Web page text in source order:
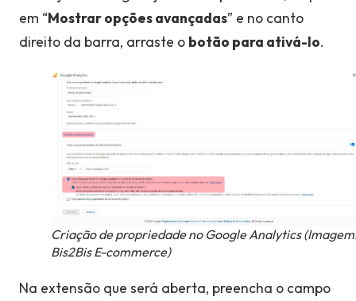
em “Mostrar opções avançadas” e no canto
direito da barra, arraste o botão para ativá-lo.
Criação de propriedade no Google Analytics
Bis2Bis E-commerce)
Na extensão que será aberta, preencha o campo